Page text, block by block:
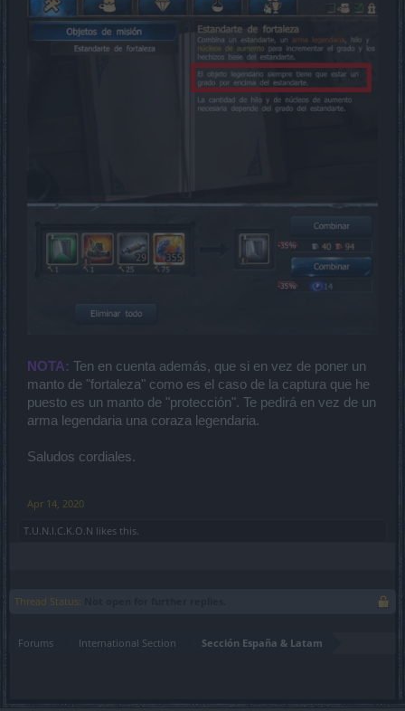
NOTA: Ten en cuenta además, que si en vez de poner un
manto de "fortaleza" como es el caso de la captura que he
puesto es un manto de "protección". Te pedirá en vez de un
arma legendaria una coraza legendaria.
Saludos cordiales.
Apr 14, 2020
T.U.N.I.C.K.O.N likes this.
Thread Status:
Forums International Section Sección España & Latam